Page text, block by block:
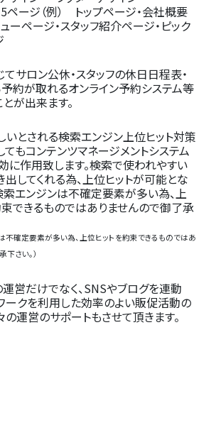
ページ（例） トップページ・会社概要
ーページ・スタッフ紹介ページ・ピック
サロン公休・スタッフの休日日程表・
約が取れるオンライン予約システム等
が出来ます。
いとされる検索エンジン上位ヒット対策
てもコンテンツマネージメントシステム
効に作用致します。検索で使われやすい
してくれる為、上位ヒットが可能とな
索エンジンは不確定要素が多い為、上
できるものではありませんので御了承
不確定要素が多い為、上位ヒットを約束できるものではあ
さい。）
営だけでなく、SNSやブログを連動
ークを利用した効率のよい販促活動の
運営のサポートもさせて頂きます。